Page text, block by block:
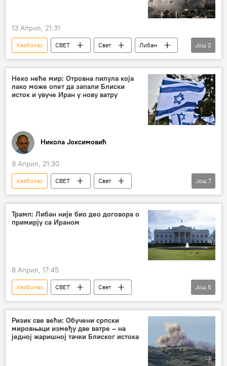
13 Април, 21:31
Хезболах СВЕТ Свет
Либан
Израел
Сукоб на Блиском истоку
Још 2
Неко неће мир: Отровна пилула која
лако може опет да запали Блиски
исток и увуче Иран у нову ватру
Никола Јоксимовић
9 Април, 21:30
Хезболах СВЕТ
Свет
Свет – политика
Израел
САД
примирје
бомбардовање
Још 7
Трамп: Либан није био део договора о
примирју са Ираном
8 Април, 17:45
Хезболах СВЕТ
Свет
Свет – политика
Доналд Трамп
Либан
Сукоб на Блиском истоку
Још 5
Ризик све већи: Обучени српски
мировњаци између две ватре – на
једној жаришној тачки Блиског истока